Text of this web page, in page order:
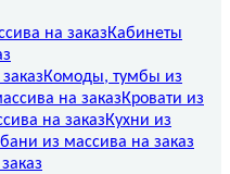
Кабинеты
Комоды, тумбы из
Кровати из
Кухни из